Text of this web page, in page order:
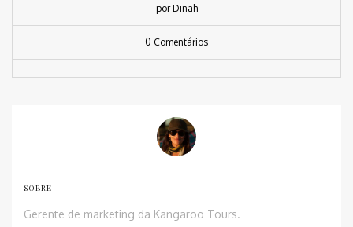
por Dinah
0 Comentários
SOBRE
Gerente de marketing da Kangaroo Tours.